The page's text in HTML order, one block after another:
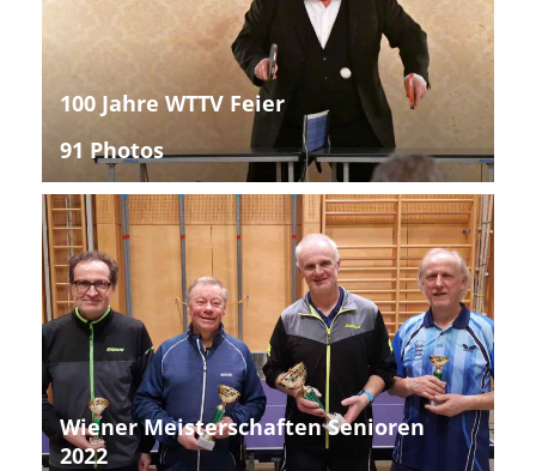
100 Jahre WTTV Feier
91 Photos
Wiener Meisterschaften Senioren
2022